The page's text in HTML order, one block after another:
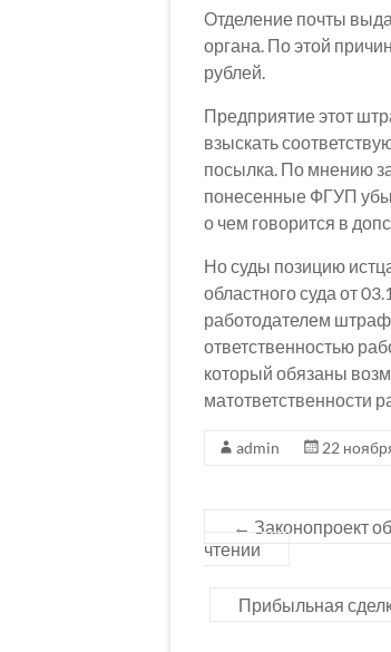
Отделение почты
органа. По этой
рублей.
Предприятие этот
взыскать
посылка. По мнению
понесенные ФГУП
о чем говорится в
Но суды позицию
областного суда от
работодателем
ответственностью
который обязаны
матответственности
admin 22
← Законопроект
чтении
Прибыльная